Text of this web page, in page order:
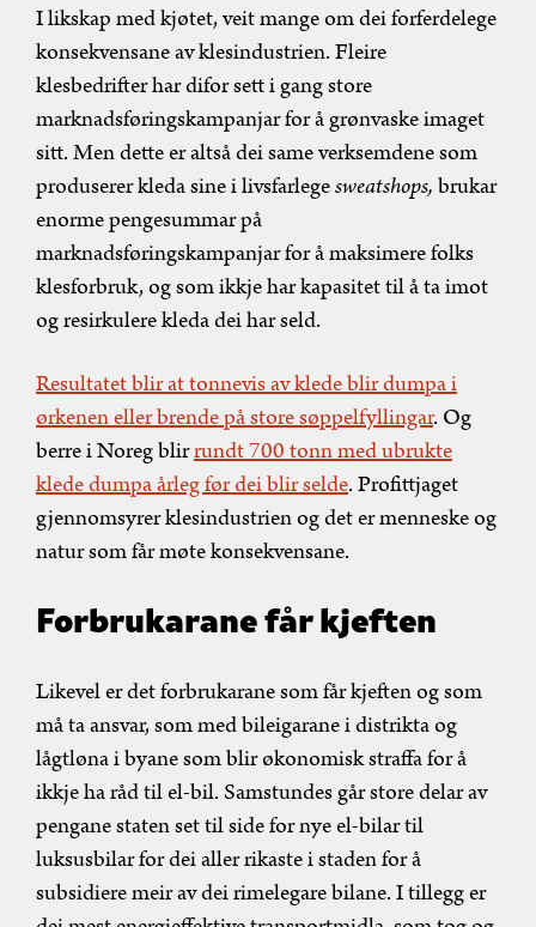
I likskap med kjøtet, veit mange om dei forferdelege
konsekvensane av klesindustrien. Fleire
klesbedrifter har difor sett i gang store
marknadsføringskampanjar for å grønvaske imaget
sitt. Men dette er altså dei same verksemdene som
produserer kleda sine i livsfarlegesweatshops,brukar
enorme pengesummar på
marknadsføringskampanjar for å maksimere folks
klesforbruk, og som ikkje har kapasitet til å ta imot
og resirkulere kleda dei har seld.
Resultatet blir at tonnevis av klede blir dumpa i
ørkenen eller brende på store søppelfyllingar. Og
berre i Noreg blirrundt 700 tonn med ubrukte
klede dumpa årleg før dei blir selde. Profittjaget
gjennomsyrer klesindustrien og det er menneske og
natur som får møte konsekvensane.
Forbrukarane får kjeften
Likevel er det forbrukarane som får kjeften og som
må ta ansvar, som med bileigarane i distrikta og
lågtløna i byane som blir økonomisk straffa for å
ikkje ha råd til el-bil. Samstundes går store delar av
pengane staten set til side for nye el-bilar til
luksusbilar for dei aller rikaste i staden for å
subsidiere meir av dei rimelegare bilane. I tillegg er